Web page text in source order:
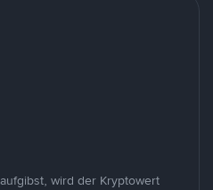
wird der Kryptowert